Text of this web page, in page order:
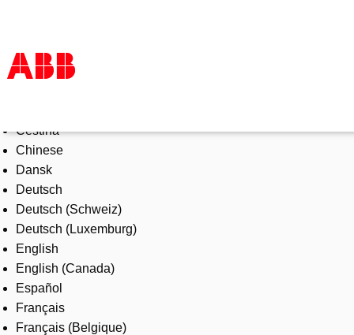
Products & Solutions
Industries
Services
About us
Where to buy
Contact us
Careers
Čeština
Chinese
Dansk
Deutsch
Deutsch (Schweiz)
Deutsch (Luxemburg)
English
English (Canada)
Español
Français
Français (Belgique)